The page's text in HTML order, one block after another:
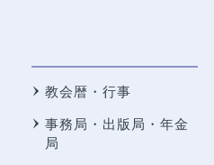
教会暦・行事
事務局・出版局・年金
局